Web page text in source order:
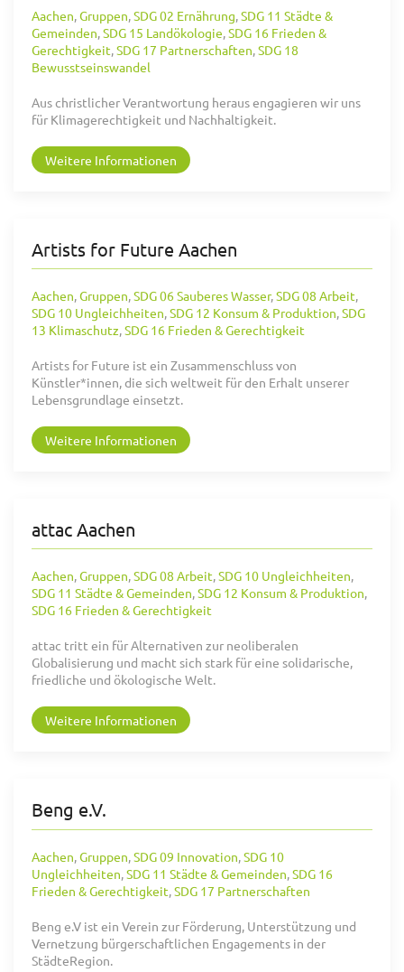
Aachen,Gruppen,SDG 02 Ernährung,SDG 11 Städte &
Gemeinden,SDG 15 Landökologie,SDG 16 Frieden &
Gerechtigkeit,SDG 17 Partnerschaften,SDG 18
Bewusstseinswandel
Aus christlicher Verantwortung heraus engagieren wir uns
für Klimagerechtigkeit und Nachhaltigkeit.
Weitere Informationen
Artists for Future Aachen
Aachen,Gruppen,SDG 06 Sauberes Wasser,SDG 08 Arbeit,
SDG 10 Ungleichheiten,SDG 12 Konsum & Produktion,SDG
13 Klimaschutz,SDG 16 Frieden & Gerechtigkeit
Artists for Future ist ein Zusammenschluss von
Künstler*innen, die sich weltweit für den Erhalt unserer
Lebensgrundlage einsetzt.
Weitere Informationen
attac Aachen
Aachen,Gruppen,SDG 08 Arbeit,SDG 10 Ungleichheiten,
SDG 11 Städte & Gemeinden,SDG 12 Konsum & Produktion,
SDG 16 Frieden & Gerechtigkeit
attac tritt ein für Alternativen zur neoliberalen
Globalisierung und macht sich stark für eine solidarische,
friedliche und ökologische Welt.
Weitere Informationen
Beng e.V.
Aachen,Gruppen,SDG 09 Innovation,SDG 10
Ungleichheiten,SDG 11 Städte & Gemeinden,SDG 16
Frieden & Gerechtigkeit,SDG 17 Partnerschaften
Beng e.V ist ein Verein zur Förderung, Unterstützung und
Vernetzung bürgerschaftlichen Engagements in der
StädteRegion.